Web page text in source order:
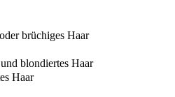
brüchiges Haar
blondiertes Haar
Haar